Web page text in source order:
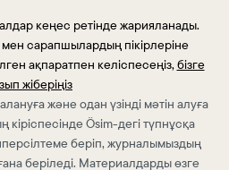
кеңес ретінде жарияланады.
сарапшылардың пікірлеріне
ақпаратпен келіспесеңіз,бізге
жіберіңіз
және одан үзінді мәтін алуға
кіріспесінде Ösim-дегі түпнұсқа
беріп, журналымыздың
беріледі. Материалдарды өзге